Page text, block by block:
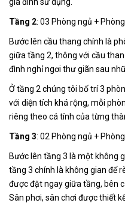
Tầng 2: 03 Phòng ngủ + Phòng
Bước lên cầu thang chính là
giữa tầng 2, thông với cầu
đình nghỉ ngơi thư giãn sau
Ở tầng 2 chúng tôi bố trí 3
với diện tích khá rộng, mỗi
riêng theo cá tính của từng
Tầng 3: 02 Phòng ngủ +
Bước lên tầng 3 là một không
tầng 3 chính là không gian để
được đặt ngay giữa tầng, bên
Sân phơi, sân chơi được thiết